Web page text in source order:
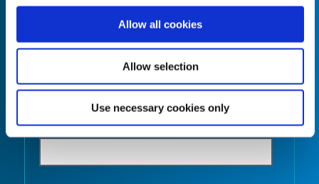
Allow all cookies
Allow selection
Use necessary cookies only
Unit of Measure*
Product Name*